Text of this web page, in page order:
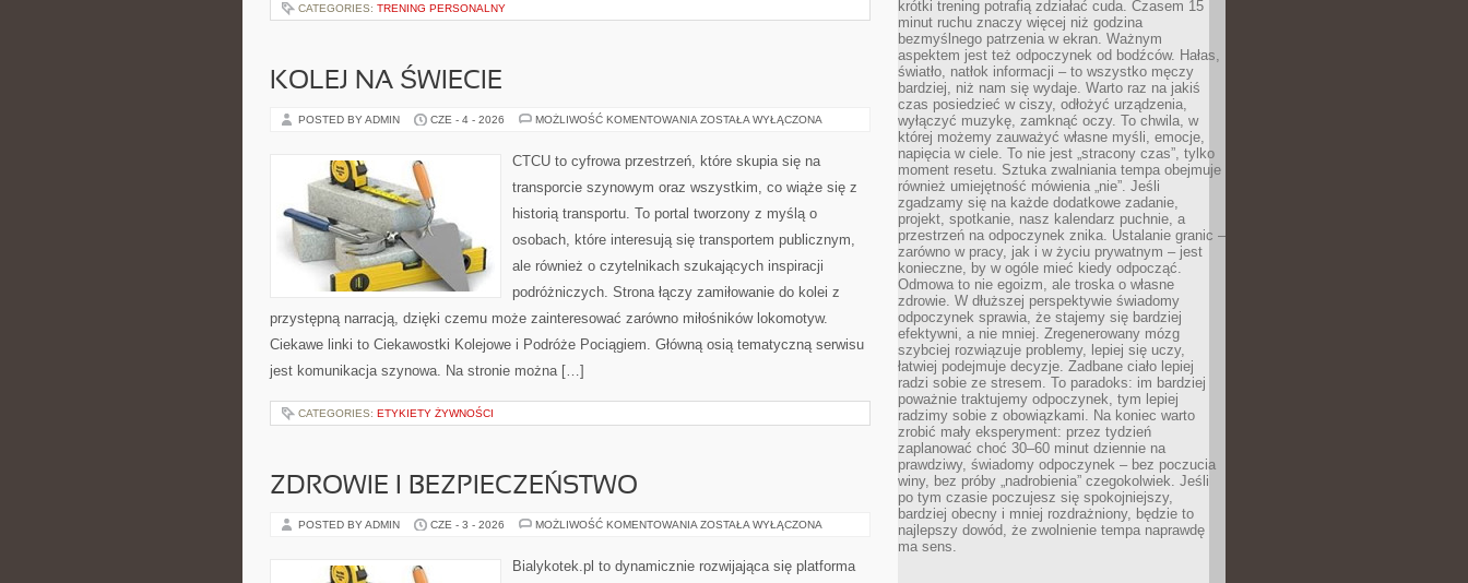
CATEGORIES: TRENING PERSONALNY
KOLEJ NA ŚWIECIE
POSTED BY ADMIN CZE - 4 - 2026 MOŻLIWOŚĆ KOMENTOWANIA KOLEJ
ZOSTAŁA WYŁĄCZONA
CTCU to cyfrowa przestrzeń, które skupia się na
transporcie szynowym oraz wszystkim, co wiąże się z
historią transportu. To portal tworzony z myślą o
osobach, które interesują się transportem publicznym,
ale również o czytelnikach szukających inspiracji
podróżniczych. Strona łączy zamiłowanie do kolei z
przystępną narracją, dzięki czemu może zainteresować zarówno miłośników lokomotyw.
Ciekawe linki to Ciekawostki Kolejowe i Podróże Pociągiem. Główną osią tematyczną serwisu
jest komunikacja szynowa. Na stronie można […]
CATEGORIES: ETYKIETY ŻYWNOŚCI
ZDROWIE I BEZPIECZEŃSTWO
POSTED BY ADMIN CZE - 3 - 2026 MOŻLIWOŚĆ KOMENTOWANIA ZDROWIE
ZOSTAŁA WYŁĄCZONA
Bialykotek.pl to dynamicznie rozwijająca się platforma
krótki trening potrafią zdziałać cuda. Czasem 15
minut ruchu znaczy więcej niż godzina
bezmyślnego patrzenia w ekran. Ważnym
aspektem jest też odpoczynek od bodźców. Hałas,
światło, natłok informacji – to wszystko męczy
bardziej, niż nam się wydaje. Warto raz na jakiś
czas posiedzieć w ciszy, odłożyć urządzenia,
wyłączyć muzykę, zamknąć oczy. To chwila, w
której możemy zauważyć własne myśli, emocje,
napięcia w ciele. To nie jest „stracony czas”, tylko
moment resetu. Sztuka zwalniania tempa obejmuje
również umiejętność mówienia „nie”. Jeśli
zgadzamy się na każde dodatkowe zadanie,
projekt, spotkanie, nasz kalendarz puchnie, a
przestrzeń na odpoczynek znika. Ustalanie granic –
zarówno w pracy, jak i w życiu prywatnym – jest
konieczne, by w ogóle mieć kiedy odpocząć.
Odmowa to nie egoizm, ale troska o własne
zdrowie. W dłuższej perspektywie świadomy
odpoczynek sprawia, że stajemy się bardziej
efektywni, a nie mniej. Zregenerowany mózg
szybciej rozwiązuje problemy, lepiej się uczy,
łatwiej podejmuje decyzje. Zadbane ciało lepiej
radzi sobie ze stresem. To paradoks: im bardziej
poważnie traktujemy odpoczynek, tym lepiej
radzimy sobie z obowiązkami. Na koniec warto
zrobić mały eksperyment: przez tydzień
zaplanować choć 30–60 minut dziennie na
prawdziwy, świadomy odpoczynek – bez poczucia
winy, bez próby „nadrobienia” czegokolwiek. Jeśli
po tym czasie poczujesz się spokojniejszy,
bardziej obecny i mniej rozdrażniony, będzie to
najlepszy dowód, że zwolnienie tempa naprawdę
ma sens.